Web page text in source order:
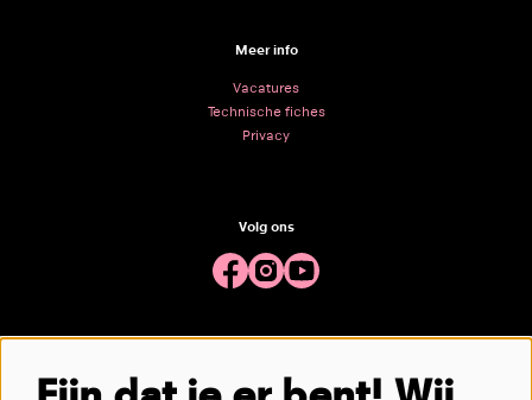
Meer info
Vacatures
Technische fiches
Privacy
Volg ons
Meld je aan voor de nieuwsbrief